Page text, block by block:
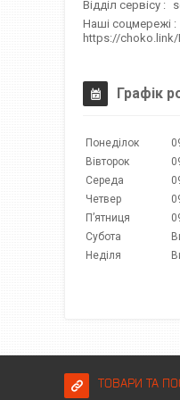
Відділ сервісу
Наші соцмережі
https://choko.link/
Графік
Понеділок
Вівторок
Середа
Четвер
Пʼятниця
Субота
Неділя
ТОВАРИ ТА